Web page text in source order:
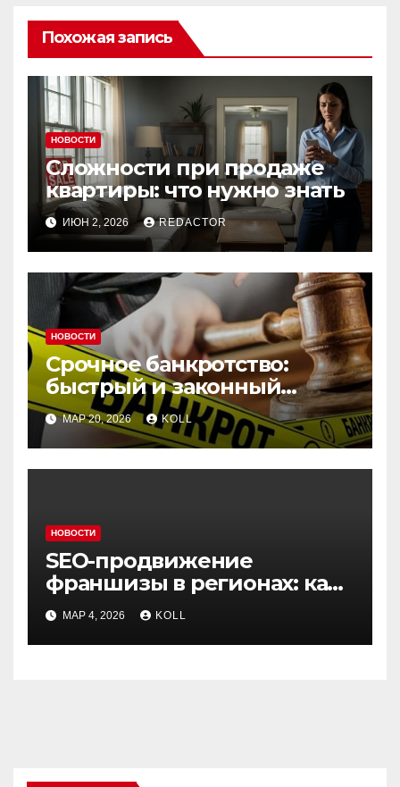
Похожая запись
НОВОСТИ
Сложности при продаже
квартиры: что нужно знать
ИЮН 2, 2026 REDACTOR
НОВОСТИ
Срочное банкротство:
быстрый и законный
способ списания долгов
МАР 20, 2026 KOLL
НОВОСТИ
SEO-продвижение
франшизы в регионах: как
захватить локальную
выдачу
МАР 4, 2026 KOLL